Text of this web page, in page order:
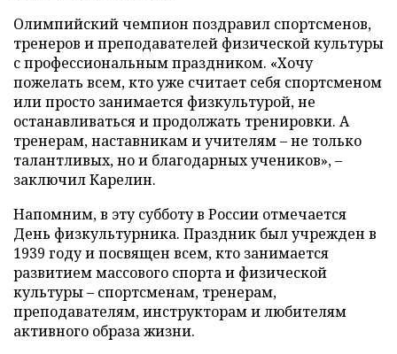
Олимпийский чемпион поздравил спортсменов,
тренеров и преподавателей физической культуры
с профессиональным праздником. «Хочу
пожелать всем, кто уже считает себя спортсменом
или просто занимается физкультурой, не
останавливаться и продолжать тренировки. А
тренерам, наставникам и учителям – не только
талантливых, но и благодарных учеников», –
заключил Карелин.
Напомним, в эту субботу в России отмечается
День физкультурника. Праздник был учрежден в
1939 году и посвящен всем, кто занимается
развитием массового спорта и физической
культуры – спортсменам, тренерам,
преподавателям, инструкторам и любителям
активного образа жизни.